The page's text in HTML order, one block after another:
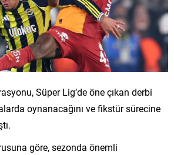
Süper Lig’de öne çıkan derbi
oynanacağını ve fikstür sürecine
göre, sezonda önemli